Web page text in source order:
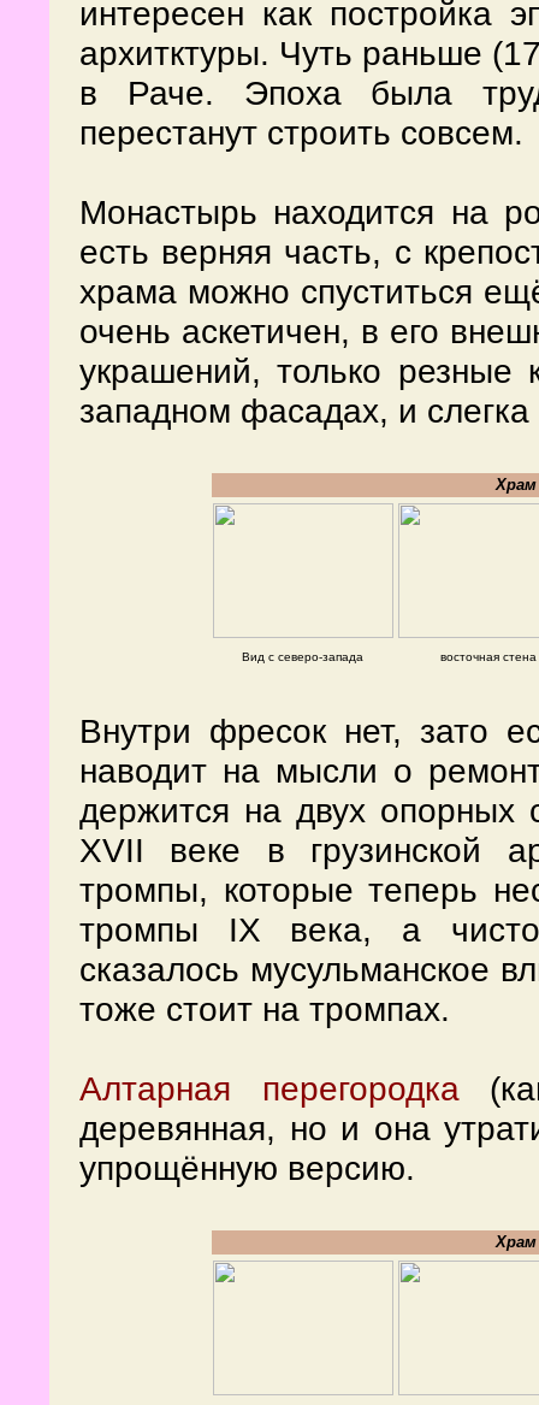
интересен как постройка
архитктуры. Чуть раньше
в Раче. Эпоха была
перестанут строить совсем.
Монастырь находится на
есть верняя часть, с
храма можно спуститься
очень аскетичен, в его
украшений, только
западном фасадах, и
Храм
Вид с северо-запада восточная стена
Внутри фресок нет, зато
наводит на мысли о
держится на двух
XVII веке в грузинской
тромпы, которые теперь
тромпы IX века, а чисто
сказалось мусульманское
тоже стоит на тромпах.
Алтарная перегородка
деревянная, но и она
упрощённую версию.
Храм